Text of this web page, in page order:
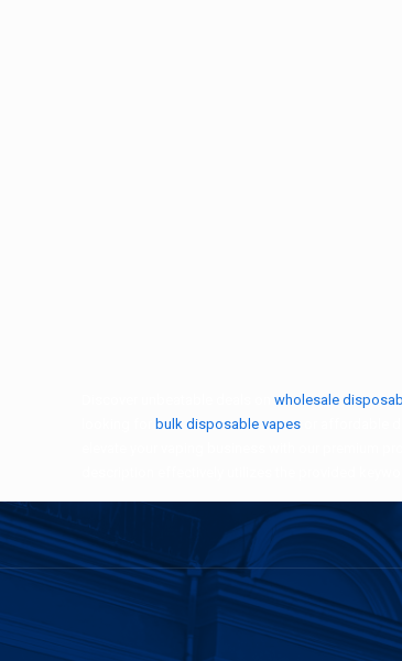
Discover unbeatable deals onwholesale
bulk disposable vapes
description effectively utilizes the provided